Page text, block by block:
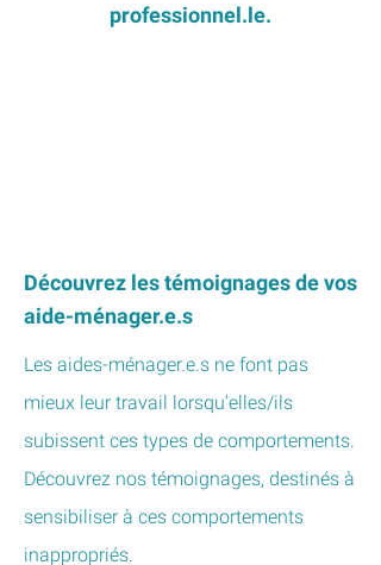
professionnel.le.
Découvrez lestémoignagesde vos
aide-ménager.e.s
Les aides-ménager.e.s ne font pas
mieux leur travail lorsqu'elles/ils
subissent ces types de comportements.
Découvrez nos témoignages, destinés à
sensibiliser à ces comportements
inappropriés.